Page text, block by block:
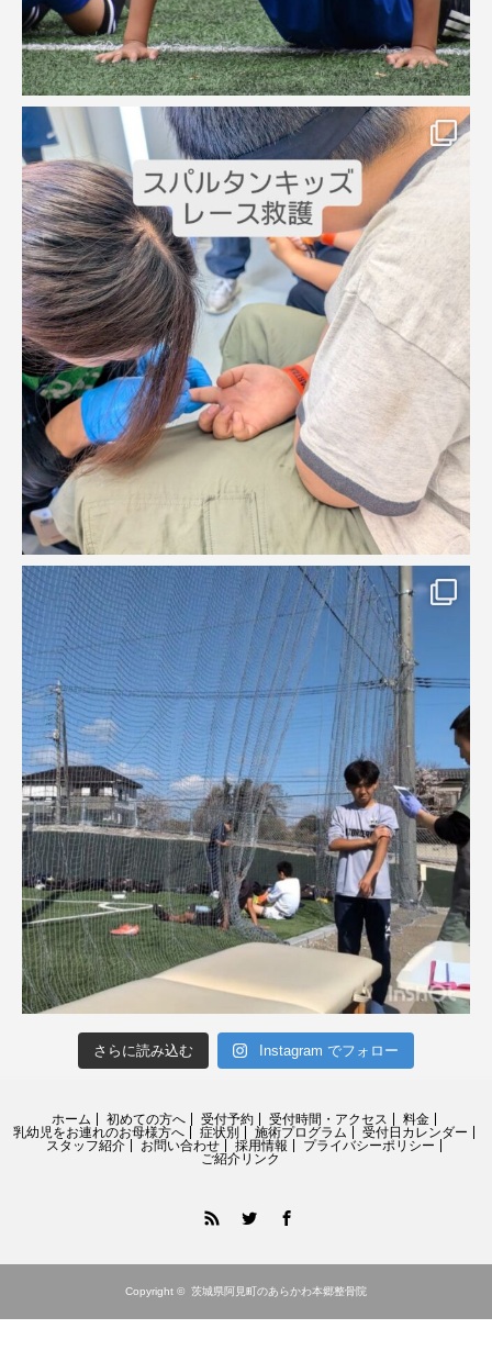
さらに読み込む Instagram でフォロー
ホーム 初めての方へ 受付予約 受付時間・アクセス
料金
乳幼児をお連れのお母様方へ
症状別 施術プログラム
受付日カレンダー
スタッフ紹介
お問い合わせ 採用情報
プライバシーポリシー
ご紹介リンク
Facebook
Copyright © 茨城県阿見町のあらかわ本郷整骨院